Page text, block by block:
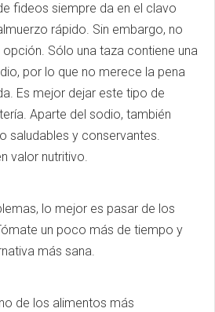
fideos siempre da en el clavo
rápido. Sin embargo, no
Sólo una taza contiene una
por lo que no merece la pena
Es mejor dejar este tipo de
Aparte del sodio, también
saludables y conservantes.
valor nutritivo.
lo mejor es pasar de los
un poco más de tiempo y
más sana.
de los alimentos más